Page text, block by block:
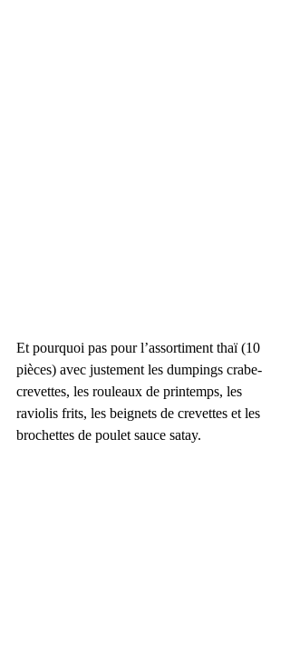
Et pourquoi pas pour l’assortiment thaï (10
pièces) avec justement les dumpings crabe-
crevettes, les rouleaux de printemps, les
raviolis frits, les beignets de crevettes et les
brochettes de poulet sauce satay.